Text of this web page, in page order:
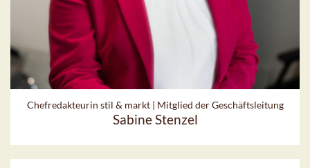
Chefredakteurin stil & markt | Mitglied der Geschäftsleitung
Sabine Stenzel